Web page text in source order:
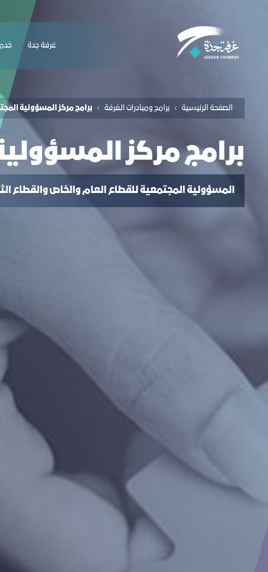
ﻏﺮﻓﺔ ﺟﺪة
الصفحة الرئيسية برامج ومبادرات الغرفة برامج مركز المسؤولية
برامج مركز
المسؤولية المجتمعية للقطاع العام والخاص والقطاع